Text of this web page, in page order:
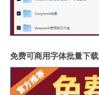
免费可商用字体批量下载